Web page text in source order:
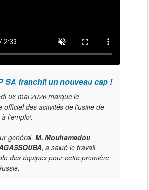
SA franchit un nouveau cap !
06 mai 2026 marque le
officiel des activités de l'usine de
l’emploi.
général, M. Mouhamadou
, a salué le travail
des équipes pour cette première